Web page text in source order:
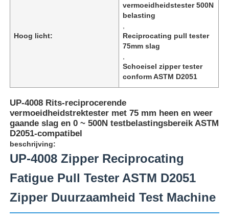
Hoog licht:
vermoeidheidstester 500N
belasting
Reciprocating pull tester
75mm slag
Schoeisel zipper tester
conform ASTM D2051
UP-4008 Rits-reciprocerende
vermoeidheidstrektester met 75 mm heen en weer
gaande slag en 0 ~ 500N testbelastingsbereik ASTM
D2051-compatibel
beschrijving:
UP-4008 Zipper Reciprocating
Fatigue Pull Tester ASTM D2051
Zipper Duurzaamheid Test Machine